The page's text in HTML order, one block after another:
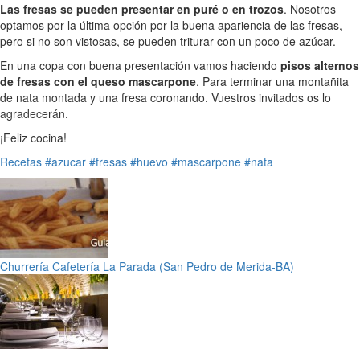
Las fresas se pueden presentar en puré o en trozos. Nosotros
optamos por la última opción por la buena apariencia de las fresas,
pero si no son vistosas, se pueden triturar con un poco de azúcar.
En una copa con buena presentación vamos haciendo pisos alternos
de fresas con el queso mascarpone. Para terminar una montañita
de nata montada y una fresa coronando. Vuestros invitados os lo
agradecerán.
¡Feliz cocina!
Recetas #azucar #fresas #huevo #mascarpone #nata
Churrería Cafetería La Parada (San Pedro de Merida-BA)